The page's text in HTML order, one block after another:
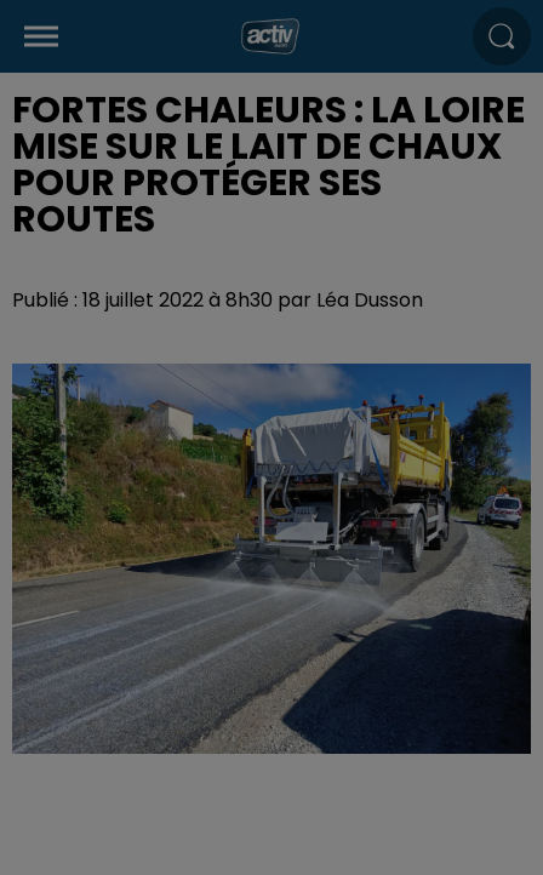
FORTES CHALEURS : LA LOIRE
MISE SUR LE LAIT DE CHAUX
POUR PROTÉGER SES
ROUTES
Publié : 18 juillet 2022 à 8h30 par Léa Dusson